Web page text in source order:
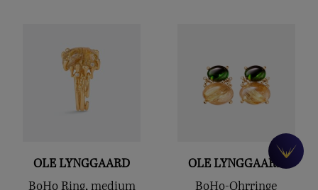
OLE LYNGGAARD
BoHo Ring, medium
OLE LYNGGAARD
BoHo-Ohrringe